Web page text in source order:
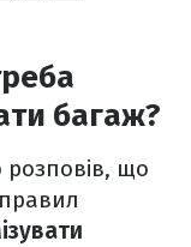
багаж?
розповів, що